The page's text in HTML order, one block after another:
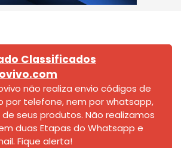
Classificados
não realiza envio códigos de
por telefone, nem por whatsapp,
seus produtos. Não realizamos
duas Etapas do Whatsapp e
Fique alerta!